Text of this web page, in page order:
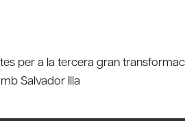
per a la tercera gran
Salvador Illa